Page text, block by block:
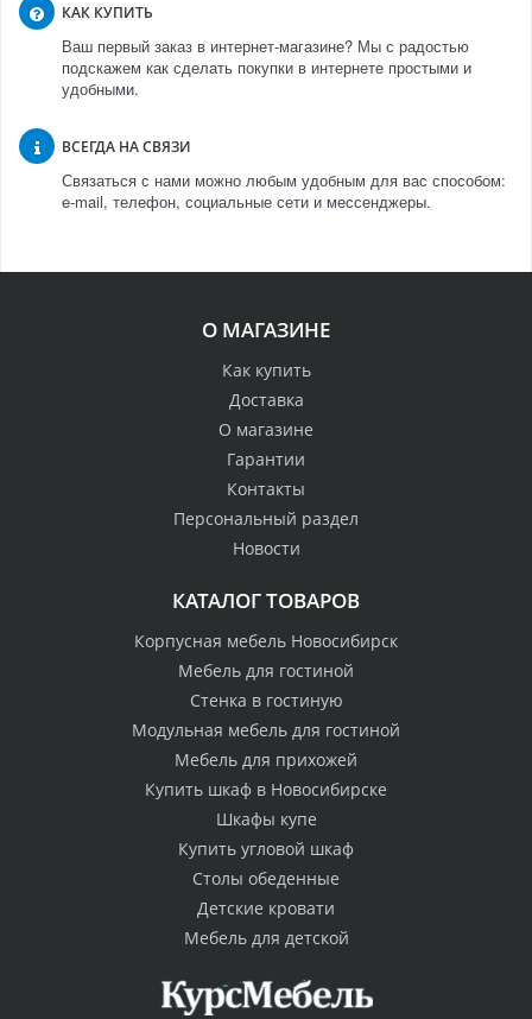
КАК КУПИТЬ
Ваш первый заказ в интернет-магазине? Мы с радостью
подскажем как сделать покупки в интернете простыми и
удобными.
ВСЕГДА НА СВЯЗИ
Связаться с нами можно любым удобным для вас способом:
e-mail, телефон, социальные сети и мессенджеры.
О МАГАЗИНЕ
Как купить
Доставка
О магазине
Гарантии
Контакты
Персональный раздел
Новости
КАТАЛОГ ТОВАРОВ
Корпусная мебель Новосибирск
Мебель для гостиной
Стенка в гостиную
Модульная мебель для гостиной
Мебель для прихожей
Купить шкаф в Новосибирске
Шкафы купе
Купить угловой шкаф
Столы обеденные
Детские кровати
Мебель для детской